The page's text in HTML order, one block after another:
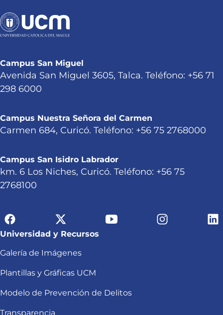
Campus San Miguel
Avenida San Miguel 3605, Talca. Teléfono: +56 71
298 6000
Campus Nuestra Señora del Carmen
Carmen 684, Curicó. Teléfono: +56 75 2768000
Campus San Isidro Labrador
km. 6 Los Niches, Curicó. Teléfono: +56 75
2768100
Universidad y Recursos
Galería de Imágenes
Plantillas y Gráficas UCM
Modelo de Prevención de Delitos
Transparencia